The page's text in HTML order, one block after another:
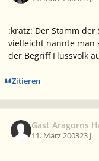
:kratz: Der Stamm
vielleicht nannte man
der Begriff Flussvolk
Zitieren
Gast Aragorns
11. März 200323 J.